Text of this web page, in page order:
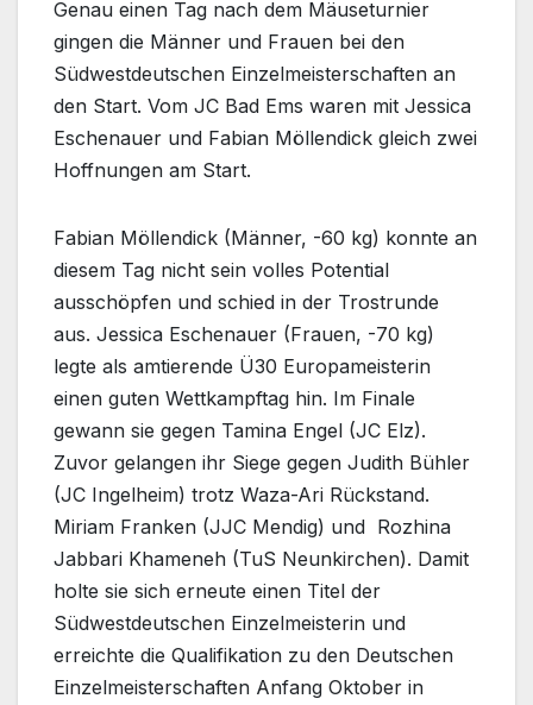
Genau einen Tag nach dem Mäuseturnier
gingen die Männer und Frauen bei den
Südwestdeutschen Einzelmeisterschaften an
den Start. Vom JC Bad Ems waren mit Jessica
Eschenauer und Fabian Möllendick gleich zwei
Hoffnungen am Start.
Fabian Möllendick (Männer, -60 kg) konnte an
diesem Tag nicht sein volles Potential
ausschöpfen und schied in der Trostrunde
aus. Jessica Eschenauer (Frauen, -70 kg)
legte als amtierende Ü30 Europameisterin
einen guten Wettkampftag hin. Im Finale
gewann sie gegen Tamina Engel (JC Elz).
Zuvor gelangen ihr Siege gegen Judith Bühler
(JC Ingelheim) trotz Waza-Ari Rückstand.
Miriam Franken (JJC Mendig) und Rozhina
Jabbari Khameneh (TuS Neunkirchen). Damit
holte sie sich erneute einen Titel der
Südwestdeutschen Einzelmeisterin und
erreichte die Qualifikation zu den Deutschen
Einzelmeisterschaften Anfang Oktober in